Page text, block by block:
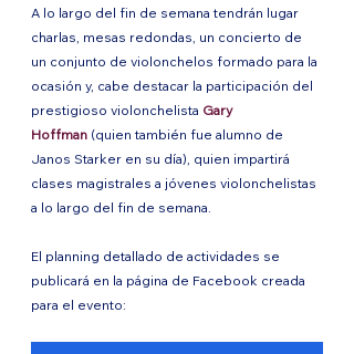
A lo largo del fin de semana tendrán lugar
charlas, mesas redondas, un concierto de
un conjunto de violonchelos formado para la
ocasión y, cabe destacar la participación del
prestigioso violonchelista Gary
Hoffman (quien también fue alumno de
Janos Starker en su día), quien impartirá
clases magistrales a jóvenes violonchelistas
a lo largo del fin de semana.
El planning detallado de actividades se
publicará en la página de Facebook creada
para el evento: